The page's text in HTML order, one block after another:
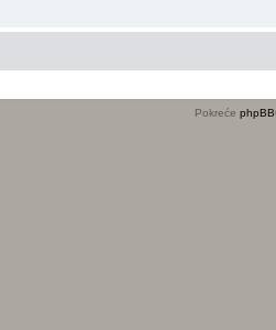
Pokreće phpBB